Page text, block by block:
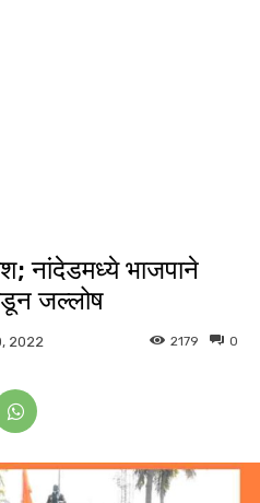
नांदेडमध्ये भाजपाने
जल्लोष
2022 0
2179